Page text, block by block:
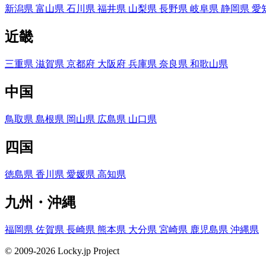
新潟県 富山県 石川県 福井県 山梨県 長野県 岐阜県 静岡県 愛
近畿
三重県 滋賀県 京都府 大阪府 兵庫県 奈良県 和歌山県
中国
鳥取県 島根県 岡山県 広島県 山口県
四国
徳島県 香川県 愛媛県 高知県
九州・沖縄
福岡県 佐賀県 長崎県 熊本県 大分県 宮崎県 鹿児島県 沖縄県
© 2009-2026 Locky.jp Project